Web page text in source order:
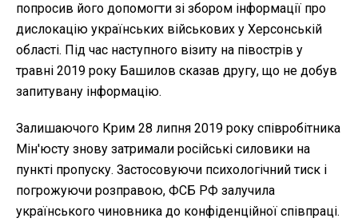
попросив його допомогти зі збором інформації про
дислокацію українських військових у Херсонській
області. Під час наступного візиту на півострів у
травні 2019 року Башилов сказав другу, що не добув
запитувану інформацію.
Залишаючого Крим 28 липня 2019 року співробітника
Мін'юсту знову затримали російські силовики на
пункті пропуску. Застосовуючи психологічний тиск і
погрожуючи розправою, ФСБ РФ залучила
українського чиновника до конфіденційної співпраці.